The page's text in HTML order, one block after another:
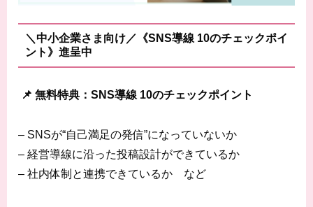
＼中小企業さま向け／《SNS導線 10のチェックポイ
ント》進呈中
📌 無料特典：SNS導線 10のチェックポイント
– SNSが“自己満足の発信”になっていないか
– 経営導線に沿った投稿設計ができているか
– 社内体制と連携できているか など